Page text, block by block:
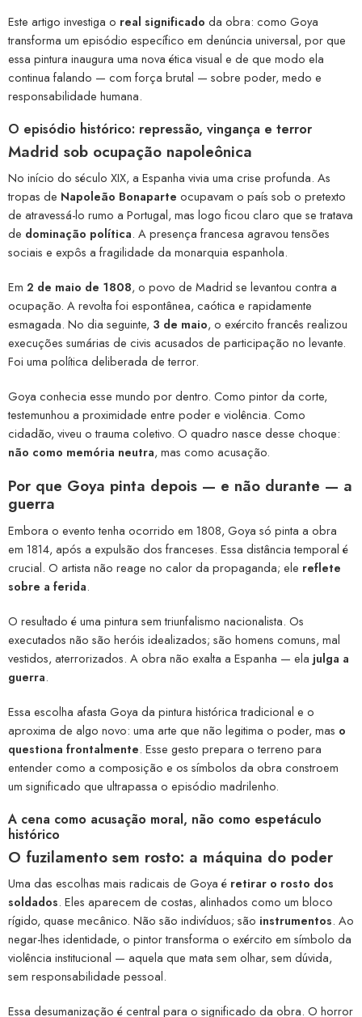
Este artigo investiga o real significado da obra: como Goya
transforma um episódio específico em denúncia universal, por que
essa pintura inaugura uma nova ética visual e de que modo ela
continua falando — com força brutal — sobre poder, medo e
responsabilidade humana.
O episódio histórico: repressão, vingança e terror
Madrid sob ocupação napoleônica
No início do século XIX, a Espanha vivia uma crise profunda. As
tropas de Napoleão Bonaparte ocupavam o país sob o pretexto
de atravessá-lo rumo a Portugal, mas logo ficou claro que se tratava
de dominação política. A presença francesa agravou tensões
sociais e expôs a fragilidade da monarquia espanhola.
Em 2 de maio de 1808, o povo de Madrid se levantou contra a
ocupação. A revolta foi espontânea, caótica e rapidamente
esmagada. No dia seguinte, 3 de maio, o exército francês realizou
execuções sumárias de civis acusados de participação no levante.
Foi uma política deliberada de terror.
Goya conhecia esse mundo por dentro. Como pintor da corte,
testemunhou a proximidade entre poder e violência. Como
cidadão, viveu o trauma coletivo. O quadro nasce desse choque:
não como memória neutra, mas como acusação.
Por que Goya pinta depois — e não durante — a
guerra
Embora o evento tenha ocorrido em 1808, Goya só pinta a obra
em 1814, após a expulsão dos franceses. Essa distância temporal é
crucial. O artista não reage no calor da propaganda; ele reflete
sobre a ferida.
O resultado é uma pintura sem triunfalismo nacionalista. Os
executados não são heróis idealizados; são homens comuns, mal
vestidos, aterrorizados. A obra não exalta a Espanha — ela julga a
guerra.
Essa escolha afasta Goya da pintura histórica tradicional e o
aproxima de algo novo: uma arte que não legitima o poder, mas o
questiona frontalmente. Esse gesto prepara o terreno para
entender como a composição e os símbolos da obra constroem
um significado que ultrapassa o episódio madrilenho.
A cena como acusação moral, não como espetáculo
histórico
O fuzilamento sem rosto: a máquina do poder
Uma das escolhas mais radicais de Goya é retirar o rosto dos
soldados. Eles aparecem de costas, alinhados como um bloco
rígido, quase mecânico. Não são indivíduos; são instrumentos. Ao
negar-lhes identidade, o pintor transforma o exército em símbolo da
violência institucional — aquela que mata sem olhar, sem dúvida,
sem responsabilidade pessoal.
Essa desumanização é central para o significado da obra. O horror